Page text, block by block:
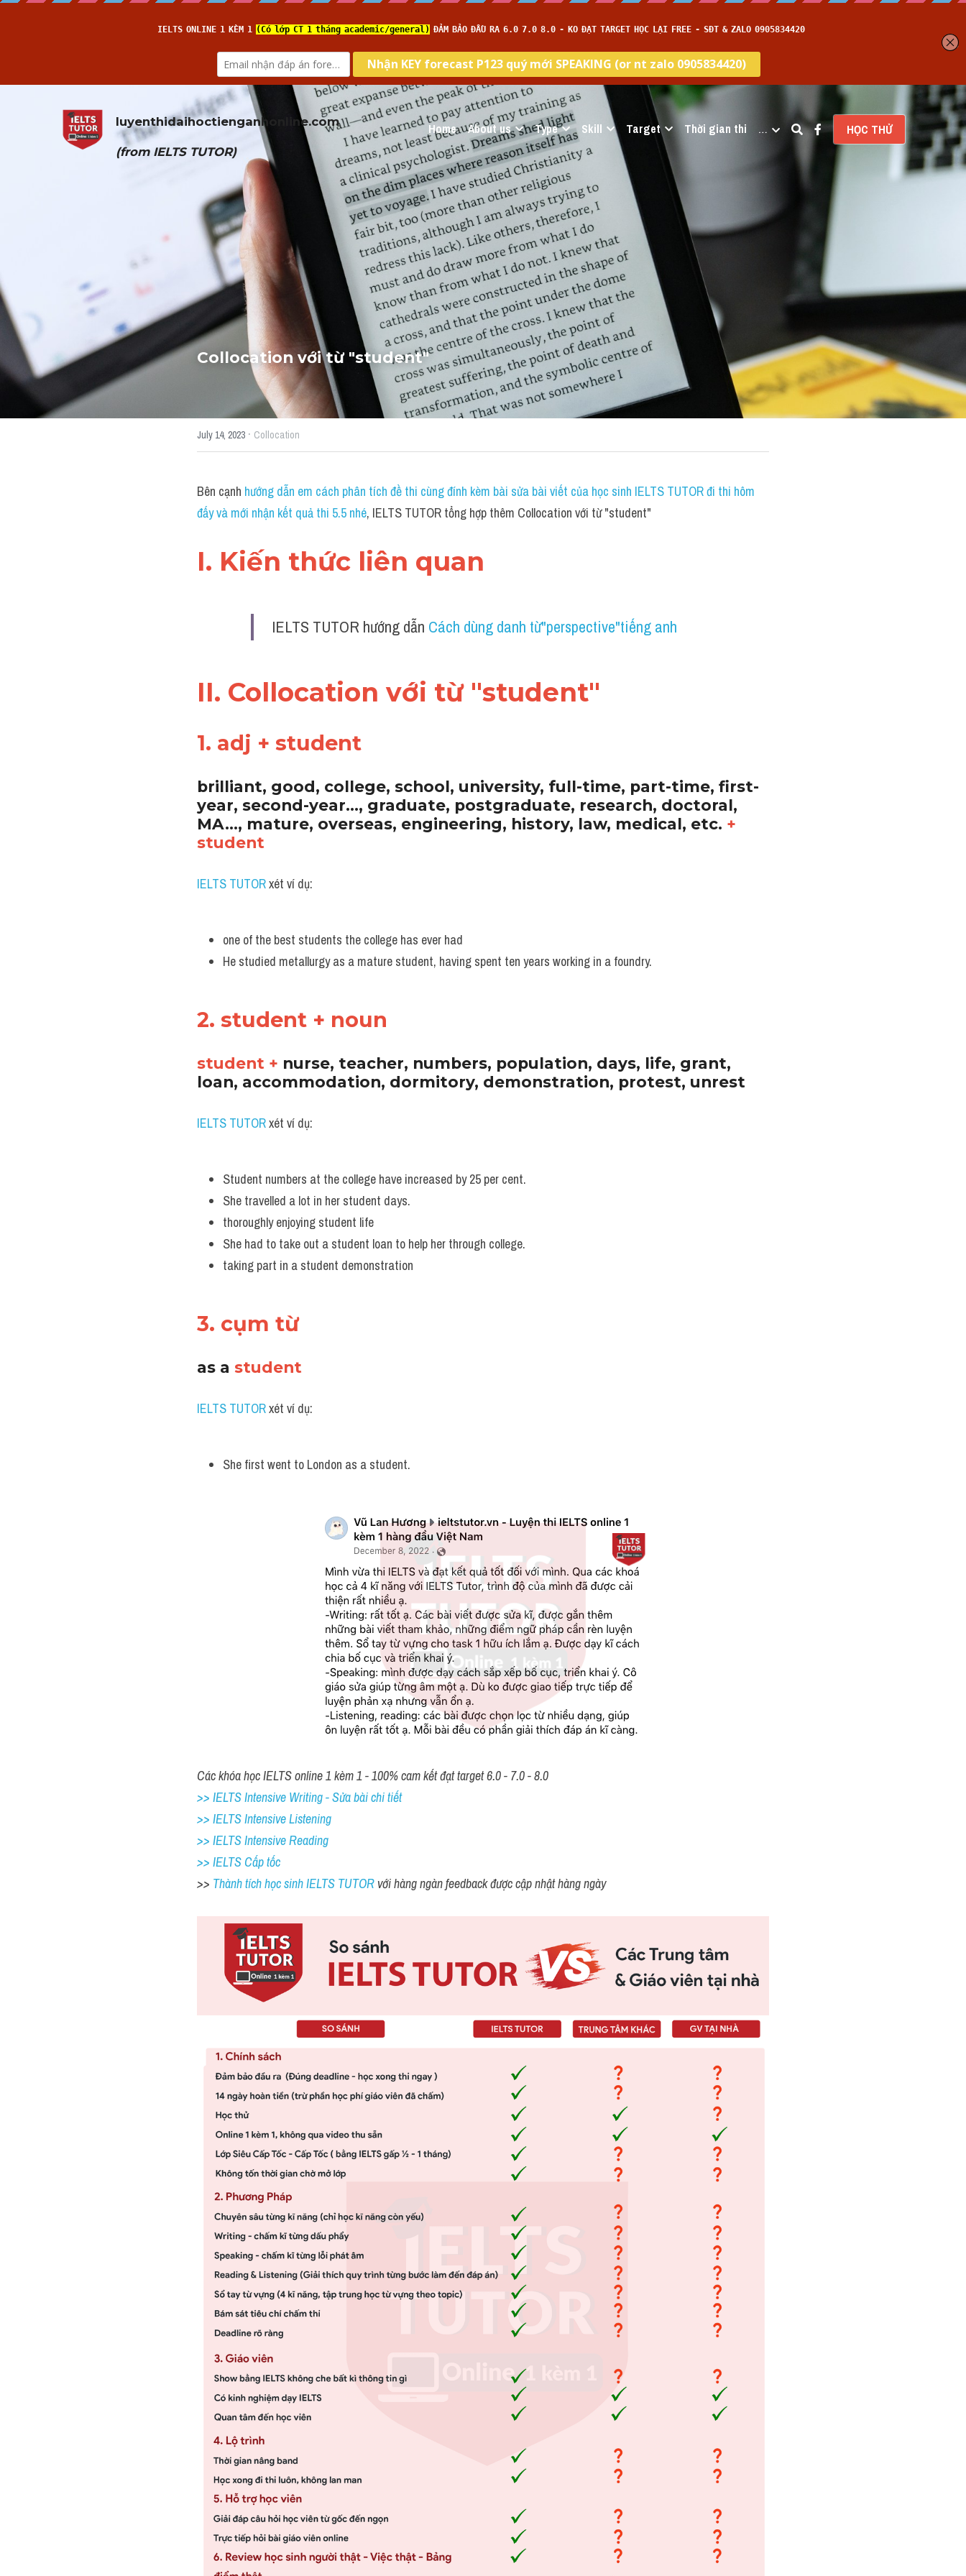
luyenthidaihoctienganhonline.com
(from IELTS TUTOR)
Home About us Type Skill Target Thời gian thi … HỌC THỬ
Collocation với từ "student"
July 14, 2023 · Collocation
Bên cạnh hướng dẫn em cách phân tích đề thi cùng đính kèm bài sửa bài viết của học sinh IELTS TUTOR đi thi hôm
đấy và mới nhận kết quả thi 5.5 nhé, IELTS TUTOR tổng hợp thêm Collocation với từ "student"
I. Kiến thức liên quan
IELTS TUTOR hướng dẫn Cách dùng danh từ"perspective"tiếng anh
II. Collocation với từ "student"
1. adj + student
brilliant, good, college, school, university, full-time, part-time, first-
year, second-year..., graduate, postgraduate, research, doctoral,
MA..., mature, overseas, engineering, history, law, medical, etc. +
student
IELTS TUTOR xét ví dụ:
one of the best students the college has ever had
He studied metallurgy as a mature student, having spent ten years working in a foundry.
2. student + noun
student + nurse, teacher, numbers, population, days, life, grant,
loan, accommodation, dormitory, demonstration, protest, unrest
IELTS TUTOR xét ví dụ:
Student numbers at the college have increased by 25 per cent.
She travelled a lot in her student days.
thoroughly enjoying student life
She had to take out a student loan to help her through college.
taking part in a student demonstration
3. cụm từ
as a student
IELTS TUTOR xét ví dụ:
She first went to London as a student.
Các khóa học IELTS online 1 kèm 1 - 100% cam kết đạt target 6.0 - 7.0 - 8.0
>> IELTS Intensive Writing - Sửa bài chi tiết
>> IELTS Intensive Listening
>> IELTS Intensive Reading
>> IELTS Cấp tốc
>> Thành tích học sinh IELTS TUTOR với hàng ngàn feedback được cập nhật hàng ngày